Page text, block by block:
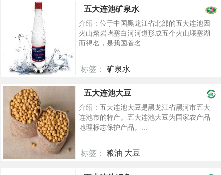
五大连池矿泉水
介绍： 位于中国黑龙江省北部的五大连池因
火山熔岩堵塞白河河道形成五个火山堰塞湖
而得名，是我国着名...
标签： 矿泉水
五大连池大豆
介绍： 五大连池大豆是黑龙江省黑河市五大
连池市的特产。五大连池大豆为国家农产品
地理标志保护产品。...
标签： 粮油 大豆